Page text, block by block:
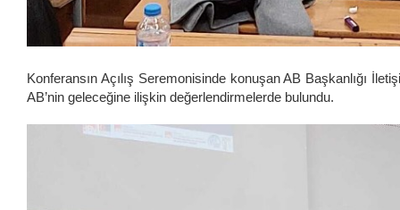
Konferansın Açılış Seremonisinde konuşan AB Başkanlığı
AB’nin geleceğine ilişkin değerlendirmelerde bulundu.